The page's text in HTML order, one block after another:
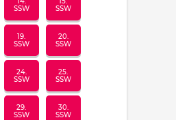
SSW
SSW
19.
SSW
20.
SSW
24.
SSW
25.
SSW
29.
SSW
30.
SSW